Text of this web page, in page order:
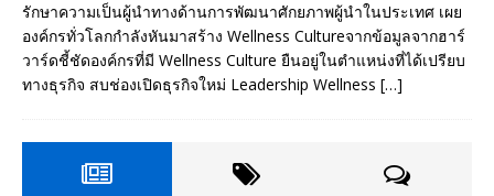
รักษาความเป็นผู้นำทางด้านการพัฒนาศักยภาพผู้นำในประเทศ เผย
องค์กรทั่วโลกกำลังหันมาสร้าง Wellness Cultureจากข้อมูลจากฮาร์
วาร์ดชี้ชัดองค์กรที่มี Wellness Culture ยืนอยู่ในตำแหน่งที่ได้เปรียบ
ทางธุรกิจ สบช่องเปิดธุรกิจใหม่ Leadership Wellness […]